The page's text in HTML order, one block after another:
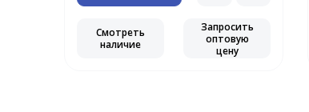
Смотреть
наличие
Запросить
оптовую
цену